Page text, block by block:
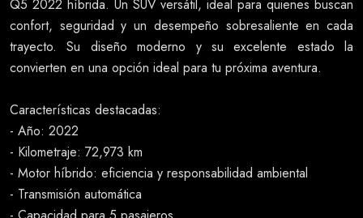
Q5 2022 híbrida. Un SUV versátil, ideal para quienes buscan
confort, seguridad y un desempeño sobresaliente en cada
trayecto. Su diseño moderno y su excelente estado la
convierten en una opción ideal para tu próxima aventura.
Características destacadas:
- Año: 2022
- Kilometraje: 72,973 km
- Motor híbrido: eficiencia y responsabilidad ambiental
- Transmisión automática